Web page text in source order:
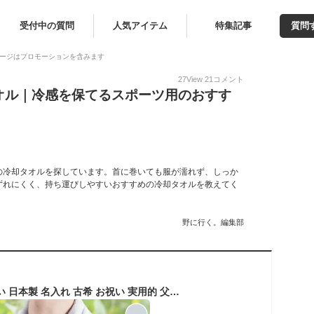
受付中の質問 人気アイテム 特集記事 質問
ジはプロモーションを含みます
27View 21 コメント
｜冷感を保てるスポーツ用のおすす
却タオルを探しています。首に巻いても服が濡れず、しっか
にくく、持ち運びしやすいおすすめの冷却タオルを教えてく
野に行く。編集部
冷感タオル 濡らさない 日本製 名入れ 古希 お祝い 実用的 父親 誕生日プレゼント 70代 【 接触冷感 クールタオル 】 生地 ひんやり タオル 父 誕生日 60代 50代 40代 女性 母 母親 女友達 日焼け対策 暑さ対策 熱中症対策 紫外線対策 部活 スポーツ マフラータオル ストール